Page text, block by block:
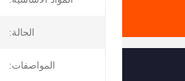
الحالة:
المواصفات: